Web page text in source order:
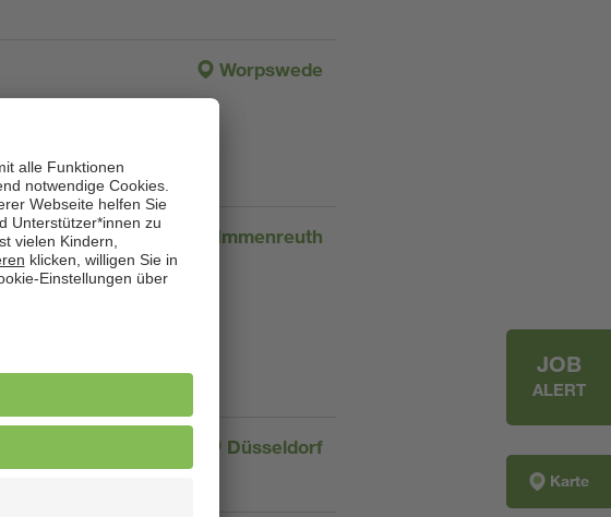
Worpswede
Immenreuth
Düsseldorf
JOB
ALERT
Karte